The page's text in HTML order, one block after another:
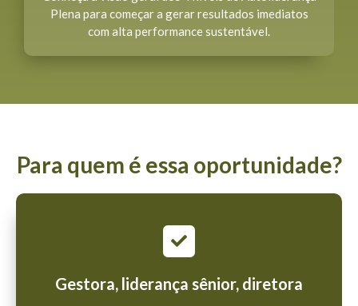
Plena para começar a gerar resultados imediatos
com alta performance sustentável.
Para quem é essa oportunidade?
Gestora, liderança sênior, diretora